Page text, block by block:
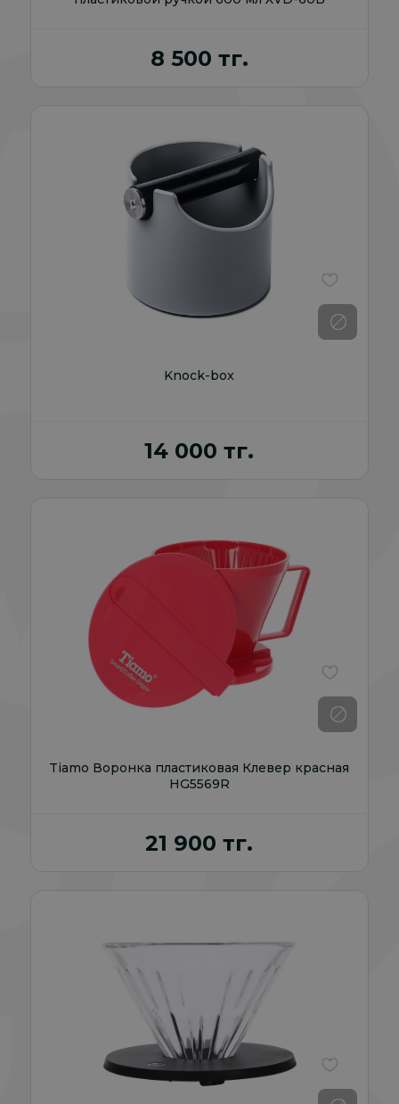
8 500 тг.
Knock-box
14 000 тг.
В
Tiamo Воронка пластиковая Клевер красная
HG5569R
21 900 тг.
В
В